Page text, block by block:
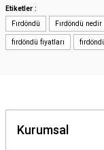
Ürün resmi
Ürün
Bu ürüne benzer
Etiketler :
Fırdöndü
Fırdöndü nedir
fırdöndü fiyatları
Kurumsal